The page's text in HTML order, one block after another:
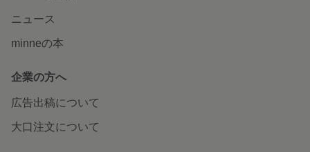
ニュース
minneの本
企業の方へ
広告出稿について
大口注文について